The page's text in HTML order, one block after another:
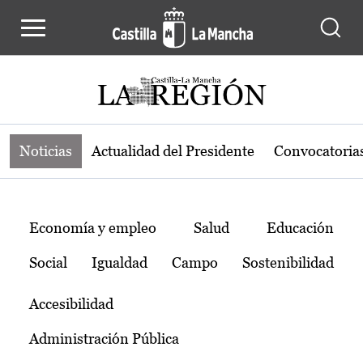
Noticias de la región de Castilla-La
Noticias Actualidad del Presidente
Temas
Economía y empleo Salud Educación
Social Igualdad Campo Sostenibilidad
Accesibilidad
Administración Pública